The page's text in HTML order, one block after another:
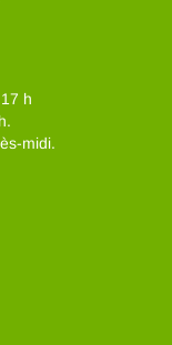
h
midi.